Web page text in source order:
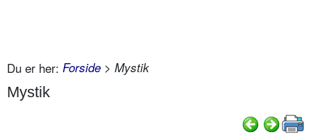
Du er her: Forside > Mystik
Mystik